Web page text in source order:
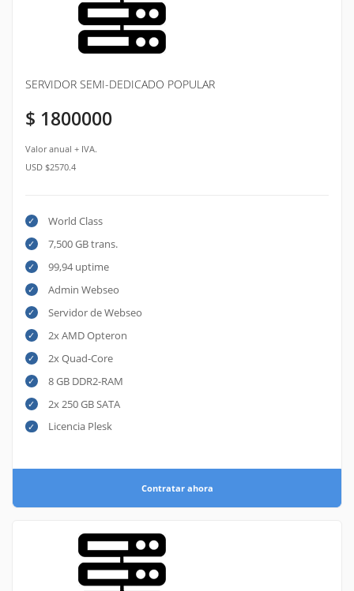
SERVIDOR SEMI-DEDICADO POPULAR
$ 1800000
Valor anual + IVA.
USD $2570.4
World Class
7,500 GB trans.
99,94 uptime
Admin Webseo
Servidor de Webseo
2x AMD Opteron
2x Quad-Core
8 GB DDR2-RAM
2x 250 GB SATA
Licencia Plesk
Contratar ahora